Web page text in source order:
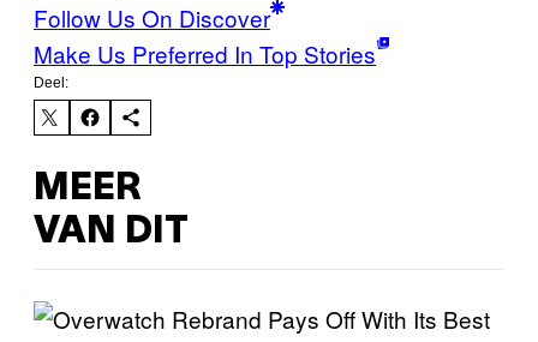
Follow Us On Discover
Make Us Preferred In Top Stories
Deel:
MEER
VAN DIT